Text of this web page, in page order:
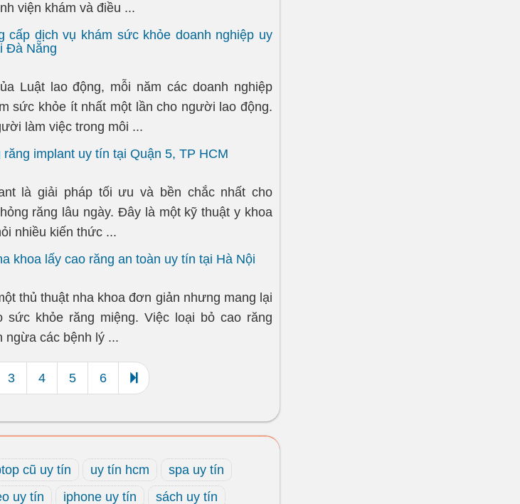
viện khám và điều ...
cấp dịch vụ khám sức khỏe doanh nghiệp uy
Đà Nẵng
Luật lao động, mỗi năm các doanh nghiệp
sức khỏe ít nhất một lần cho người lao động.
làm việc trong môi ...
răng implant uy tín tại Quận 5, TP HCM
là giải pháp tối ưu và bền chắc nhất cho
răng lâu ngày. Đây là một kỹ thuật y khoa
nhiều kiến thức ...
khoa lấy cao răng an toàn uy tín tại Hà Nội
thủ thuật nha khoa đơn giản nhưng mang lại
sức khỏe răng miệng. Việc loại bỏ cao răng
ngừa các bệnh lý ...
3 4 5 6
cũ uy tín uy tín hcm
spa uy tín
uy tín iphone uy tín sách uy tín